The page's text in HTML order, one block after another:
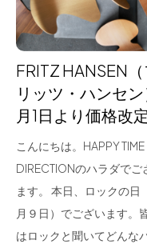
Recruit
Contact
フラッグシップストア
FRITZ HANSEN（
リッツ・ハンセ
月1日より価格改定
こんにちは。HAPPY TIME
DIRECTIONのハラダでご
ます。 本日、ロックの日
月９日）でございます。
はロックと聞いてどんな